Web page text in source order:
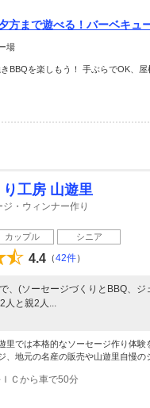
方まで遊べる！バーベキュ
場
BBQを楽しもう！ 手ぶらでOK、
工房 山遊里
・ウィンナー作り
カップル シニア
4.4 （42件）
、(ソーセージづくりとBBQ、
人と親2人...
里では本格的なソーセージ作り体
、地元の名産の販売や山遊里自慢の
Ｃから車で50分